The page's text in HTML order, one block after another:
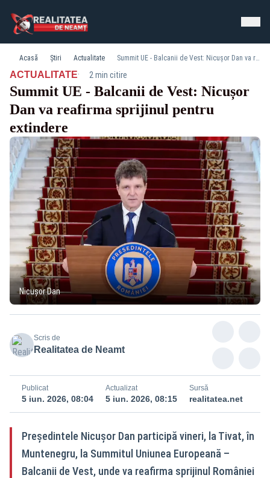
Acasă Știri Actualitate Summit UE - Balcanii de Vest: Nicușor Dan va reafirma sprijinul pentru extindere
ACTUALITATE· 2 min citire
Summit UE - Balcanii de Vest: Nicușor
Dan va reafirma sprijinul pentru
extindere
Nicușor Dan
Scris de
Realitatea de Neamt
Publicat
5 iun. 2026, 08:04
Actualizat
5 iun. 2026, 08:15
Sursă
realitatea.net
Președintele Nicușor Dan participă vineri, la Tivat, în
Muntenegru, la Summitul Uniunea Europeană –
Balcanii de Vest, unde va reafirma sprijinul României